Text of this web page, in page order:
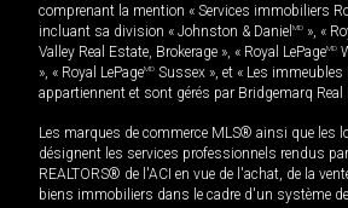
comprenant la mention « Services immobiliers
incluant sa division « Johnston & Daniel MD », «
Valley Real Estate, Brokerage », « Royal LePageMD
», « Royal LePageMD Sussex », et « Les
appartiennent et sont gérés par Bridgemarq Real
Les marques de commerce MLS® ainsi que les
désignent les services professionnels rendus
REALTORS® de l'ACI en vue de l'achat, de la
biens immobiliers dans le cadre d'un système